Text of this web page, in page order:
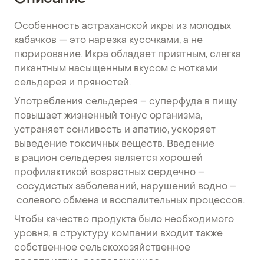
Особенность астраханской икры из молодых
кабачков — это нарезка кусочками, а не
пюрирование. Икра обладает приятным, слегка
пикантным насыщенным вкусом с нотками
сельдерея и пряностей.
Употребления сельдерея – суперфуда в пищу
повышает жизненный тонус организма,
устраняет сонливость и апатию, ускоряет
выведение токсичных веществ. Введение
в рацион сельдерея является хорошей
профилактикой возрастных сердечно –
сосудистых заболеваний, нарушений водно –
солевого обмена и воспалительных процессов.
Чтобы качество продукта было необходимого
уровня, в структуру компании входит также
собственное сельскохозяйственное